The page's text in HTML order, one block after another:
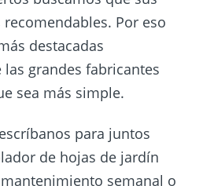
Por eso
destacadas
grandes fabricantes
sea más simple.
para juntos
de hojas de jardín
semanal o